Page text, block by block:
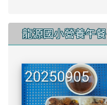
龍源國小營養午餐